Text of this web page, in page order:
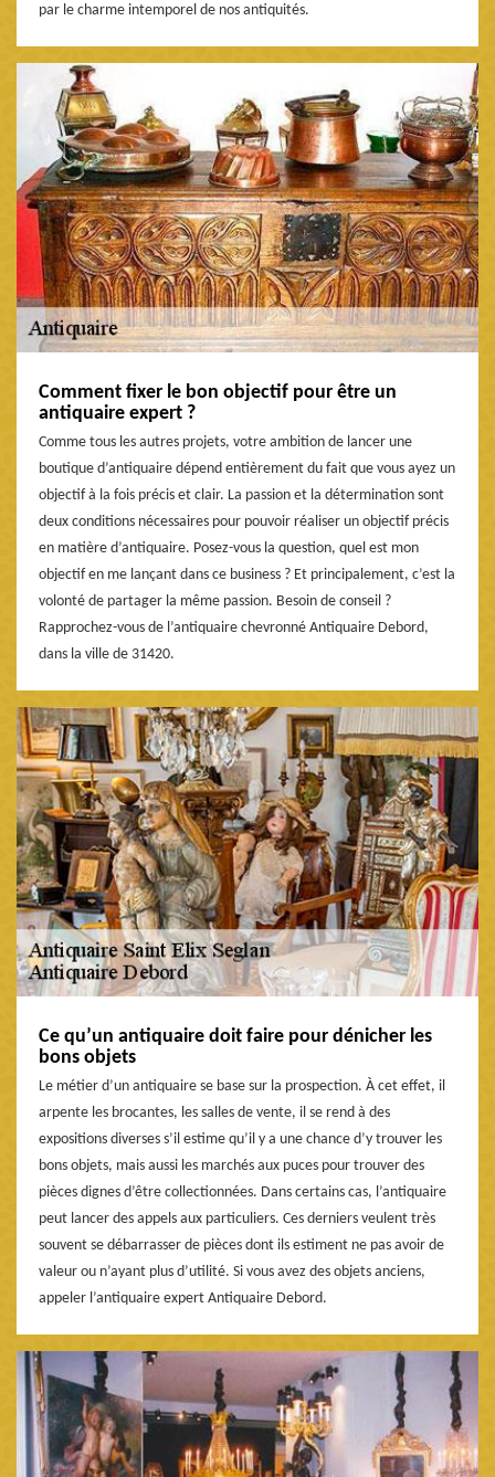
par le charme intemporel de nos antiquités.
Comment fixer le bon objectif pour être un
antiquaire expert ?
Comme tous les autres projets, votre ambition de lancer une
boutique d’antiquaire dépend entièrement du fait que vous ayez un
objectif à la fois précis et clair. La passion et la détermination sont
deux conditions nécessaires pour pouvoir réaliser un objectif précis
en matière d’antiquaire. Posez-vous la question, quel est mon
objectif en me lançant dans ce business ? Et principalement, c’est la
volonté de partager la même passion. Besoin de conseil ?
Rapprochez-vous de l’antiquaire chevronné Antiquaire Debord,
dans la ville de 31420.
Ce qu’un antiquaire doit faire pour dénicher les
bons objets
Le métier d’un antiquaire se base sur la prospection. À cet effet, il
arpente les brocantes, les salles de vente, il se rend à des
expositions diverses s’il estime qu’il y a une chance d’y trouver les
bons objets, mais aussi les marchés aux puces pour trouver des
pièces dignes d’être collectionnées. Dans certains cas, l’antiquaire
peut lancer des appels aux particuliers. Ces derniers veulent très
souvent se débarrasser de pièces dont ils estiment ne pas avoir de
valeur ou n’ayant plus d’utilité. Si vous avez des objets anciens,
appeler l’antiquaire expert Antiquaire Debord.